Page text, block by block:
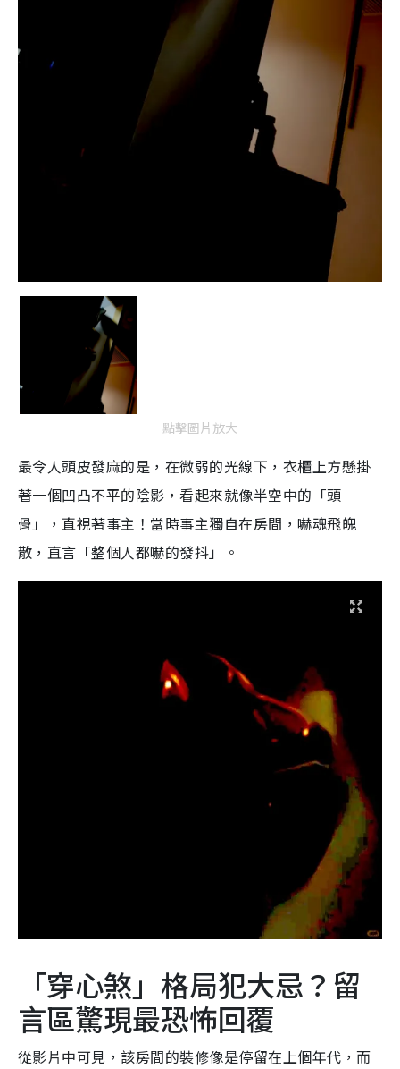
點擊圖片放大
最令人頭皮發麻的是，在微弱的光線下，衣櫃上方懸掛
著一個凹凸不平的陰影，看起來就像半空中的「頭
骨」，直視著事主！當時事主獨自在房間，嚇魂飛魄
散，直言「整個人都嚇的發抖」。
「穿心煞」格局犯大忌？留
言區驚現最恐怖回覆
從影片中可見，該房間的裝修像是停留在上個年代，而